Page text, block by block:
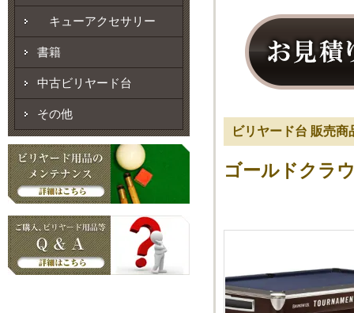
ビリヤード台 販売商
ゴールドクラ
キューアクセサリー
書籍
中古ビリヤード台
その他